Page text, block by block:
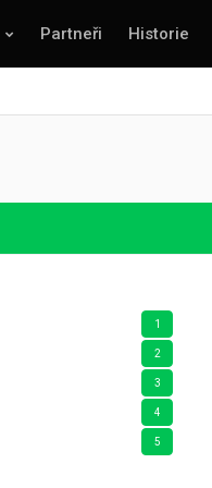
Partneři Historie
1
2
3
4
5